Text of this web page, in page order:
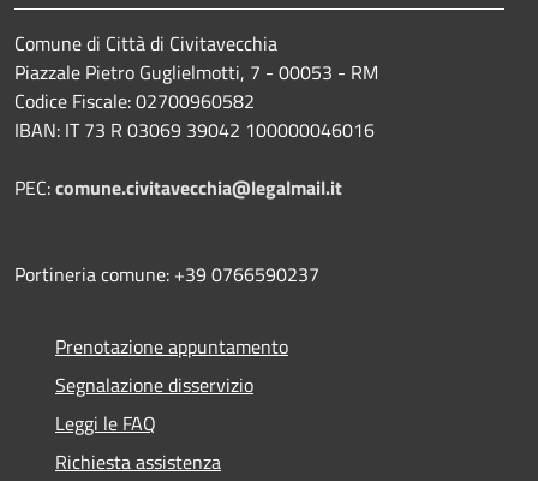
Comune di Città di Civitavecchia
Piazzale Pietro Guglielmotti, 7 - 00053 - RM
Codice Fiscale: 02700960582
IBAN: IT 73 R 03069 39042 100000046016
PEC:comune.civitavecchia@legalmail.it
Portineria comune: +39 0766590237
Prenotazione appuntamento
Segnalazione disservizio
Leggi le FAQ
Richiesta assistenza